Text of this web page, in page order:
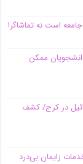
است نه تماشاگر!
ممکن
در کرج/‌ کشف